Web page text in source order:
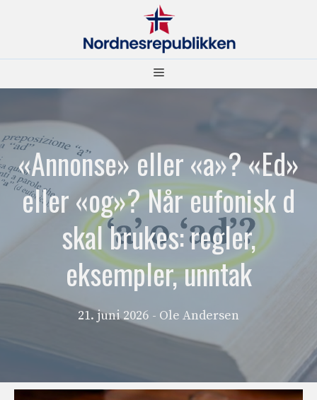
Meny
«Annonse» eller «a»? «Ed»
eller «og»? Når eufonisk d
skal brukes: regler,
eksempler, unntak
21. juni 2026 - Ole Andersen